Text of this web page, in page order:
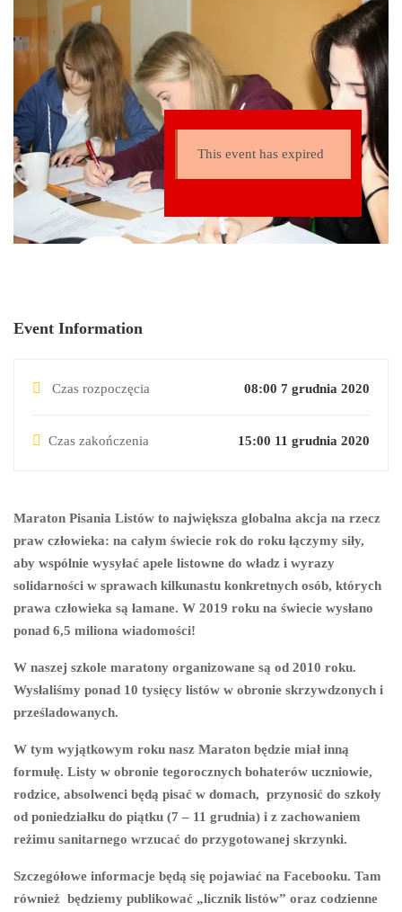
This event has expired
Event Information
Czas rozpoczęcia 08:00 7 grudnia 2020
Czas zakończenia 15:00 11 grudnia 2020
Maraton Pisania Listów to największa globalna akcja na rzecz
praw człowieka: na całym świecie rok do roku łączymy siły,
aby wspólnie wysyłać apele listowne do władz i wyrazy
solidarności w sprawach kilkunastu konkretnych osób, których
prawa człowieka są łamane. W 2019 roku na świecie wysłano
ponad 6,5 miliona wiadomości!
W naszej szkole maratony organizowane są od 2010 roku.
Wysłaliśmy ponad 10 tysięcy listów w obronie skrzywdzonych i
prześladowanych.
W tym wyjątkowym roku nasz Maraton będzie miał inną
formułę. Listy w obronie tegorocznych bohaterów uczniowie,
rodzice, absolwenci będą pisać w domach, przynosić do szkoły
od poniedziałku do piątku (7 – 11 grudnia) i z zachowaniem
reżimu sanitarnego wrzucać do przygotowanej skrzynki.
Szczegółowe informacje będą się pojawiać na Facebooku. Tam
również będziemy publikować „licznik listów” oraz codzienne